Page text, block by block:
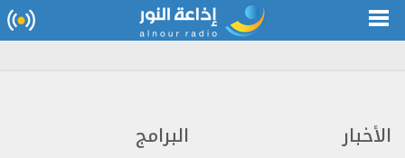
الأخبار البرامج